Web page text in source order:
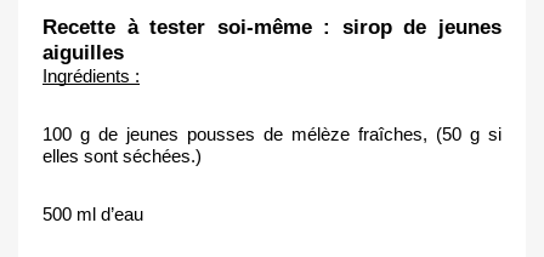
Recette à tester soi-même : sirop de jeunes
aiguilles
Ingrédients :
100 g de jeunes pousses de mélèze fraîches, (50 g si
elles sont séchées.)
500 ml d’eau